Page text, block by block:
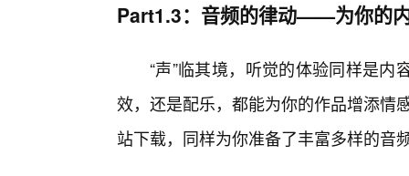
Part1.3：音频的律动——为你的
“声”临其境，听觉的体验同样是
效，还是配乐，都能为你的作品增添情
站下载，同样为你准备了丰富多样的音